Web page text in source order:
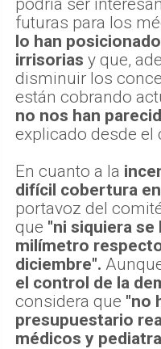
futuras para los
lo han
irrisorias y que,
disminuir los
están cobrando
no nos han
explicado desde el
En cuanto a la
difícil cobertura
portavoz del
que "ni siquiera se
milímetro
diciembre".
el control de la
considera que "no
presupuestario
médicos y